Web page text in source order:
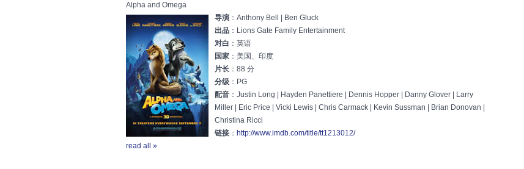
Alpha and Omega
导演 ：Anthony Bell | Ben Gluck
出品 ：Lions Gate Family Entertainment
对白 ：英语
国家 ：美国、印度
片长 ：88 分
分级 ：PG
配音 ：Justin Long | Hayden Panettiere | Dennis Hopper | Danny Glover | Larry
Miller | Eric Price | Vicki Lewis | Chris Carmack | Kevin Sussman | Brian Donovan |
Christina Ricci
链接 ： http://www.imdb.com/title/tt1213012/
read all »